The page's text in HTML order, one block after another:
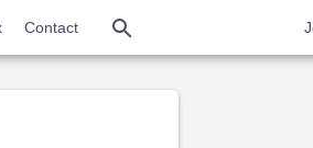
Contact